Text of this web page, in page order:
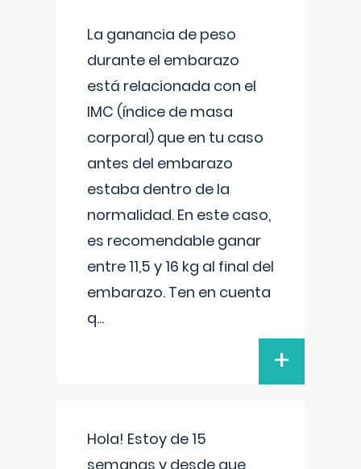
La ganancia de peso
durante el embarazo
está relacionada con el
IMC (índice de masa
corporal) que en tu caso
antes del embarazo
estaba dentro de la
normalidad. En este caso,
es recomendable ganar
entre 11,5 y 16 kg al final del
embarazo. Ten en cuenta
q...
+
Hola! Estoy de 15
semanas y desde que